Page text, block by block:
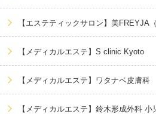
【エステティックサロン】美FREYJA
【メディカルエステ】S clinic Kyoto
【メディカルエステ】ワタナベ皮膚科
【メディカルエステ】鈴木形成外科 小